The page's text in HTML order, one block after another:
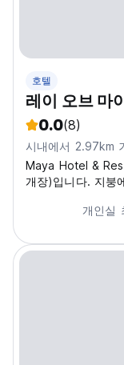
호텔
레이 오브 마
0.0(8)
시내에서 2.97km
Maya Hotel &
개장)입니다. 지붕
개인실